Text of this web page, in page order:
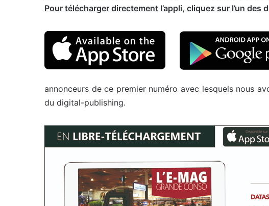
Pour télécharger directement l’appli, cliquez sur l’un des
annonceurs de ce premier numéro avec lesquels nous
du digital-publishing.